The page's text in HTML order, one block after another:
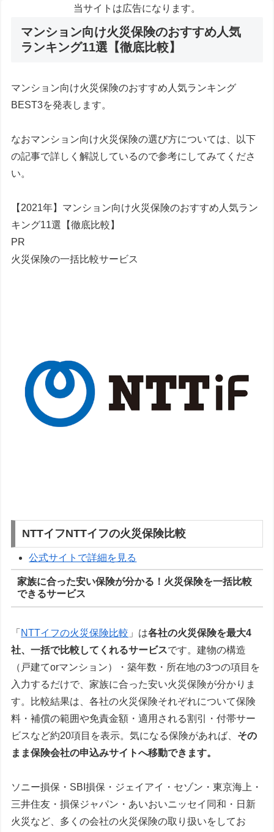
当サイトは広告になります。
マンション向け火災保険のおすすめ人気
ランキング11選【徹底比較】
マンション向け火災保険のおすすめ人気ランキング
BEST3を発表します。
なおマンション向け火災保険の選び方については、以下
の記事で詳しく解説しているので参考にしてみてくださ
い。
【2021年】マンション向け火災保険のおすすめ人気ラン
キング11選【徹底比較】
PR
火災保険の一括比較サービス
NTTイフNTTイフの火災保険比較
公式サイトで詳細を見る
家族に合った安い保険が分かる！火災保険を一括比較
できるサービス
「 NTTイフの火災保険比較 」は各社の火災保険を最大4
社、一括で比較してくれるサービスです。建物の構造
（戸建てorマンション）・築年数・所在地の3つの項目を
入力するだけで、家族に合った安い火災保険が分かりま
す。比較結果は、各社の火災保険それぞれについて保険
料・補償の範囲や免責金額・適用される割引・付帯サー
ビスなど約20項目を表示。気になる保険があれば、 その
まま保険会社の申込みサイトへ移動できます。
ソニー損保・SBI損保・ジェイアイ・セゾン・東京海上・
三井住友・損保ジャパン・あいおいニッセイ同和・日新
火災など、多くの会社の火災保険の取り扱いをしてお